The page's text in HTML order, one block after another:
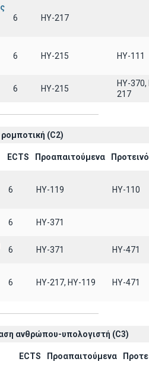
6 HY-217
6 HY-215 HY-111
6 HY-215
HY-370,
217
(C2)
ECTS Προαπαιτούμενα
6 ΗΥ-119 ΗΥ-110
6 ΗΥ-371
6 ΗΥ-371 ΗΥ-471
6 HY-217, HY-119 ΗΥ-471
ανθρώπου-υπολογιστή (C3)
ECTS Προαπαιτούμενα